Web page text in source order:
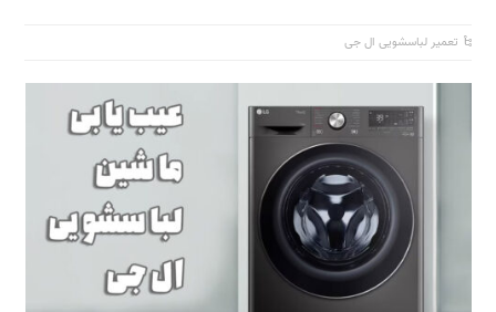
تعمیر لباسشویی ال جی